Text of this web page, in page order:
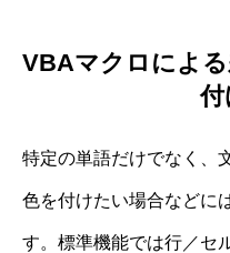
VBAマクロによ
付
特定の単語だけでなく、
色を付けたい場合などに
す。標準機能では行／セ